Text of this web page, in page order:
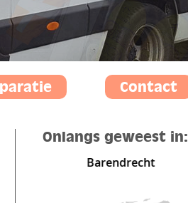
Contact
Onlangs geweest in:
Barendrecht